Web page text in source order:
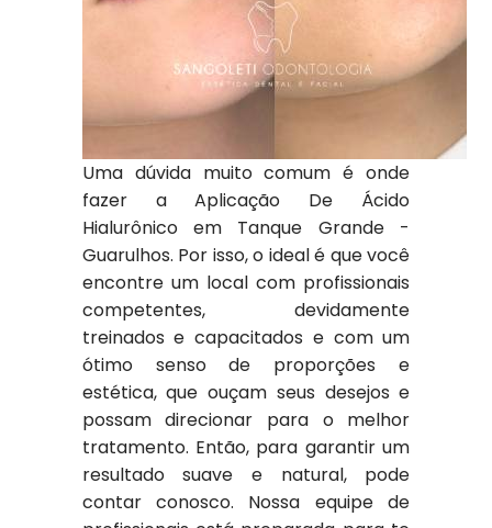
Uma dúvida muito comum é onde
fazer a Aplicação De Ácido
Hialurônico em Tanque Grande -
Guarulhos. Por isso, o ideal é que você
encontre um local com profissionais
competentes, devidamente
treinados e capacitados e com um
ótimo senso de proporções e
estética, que ouçam seus desejos e
possam direcionar para o melhor
tratamento. Então, para garantir um
resultado suave e natural, pode
contar conosco. Nossa equipe de